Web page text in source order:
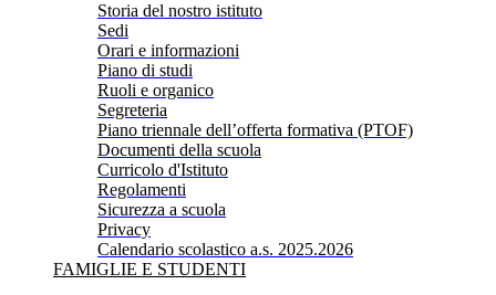
Storia del nostro istituto
Sedi
Orari e informazioni
Piano di studi
Ruoli e organico
Segreteria
Piano triennale dell’offerta formativa (PTOF)
Documenti della scuola
Curricolo d'Istituto
Regolamenti
Sicurezza a scuola
Privacy
Calendario scolastico a.s. 2025.2026
FAMIGLIE E STUDENTI